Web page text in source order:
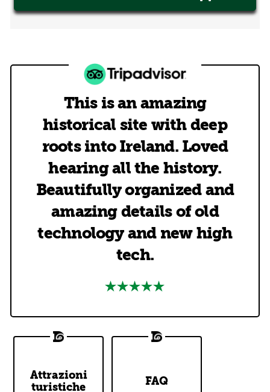
This is an amazing
historical site with deep
roots into Ireland. Loved
hearing all the history.
Beautifully organized and
amazing details of old
technology and new high
tech.
Attrazioni
turistiche
DoDublin
Tour Stops
FAQ
Top Questions
Answered